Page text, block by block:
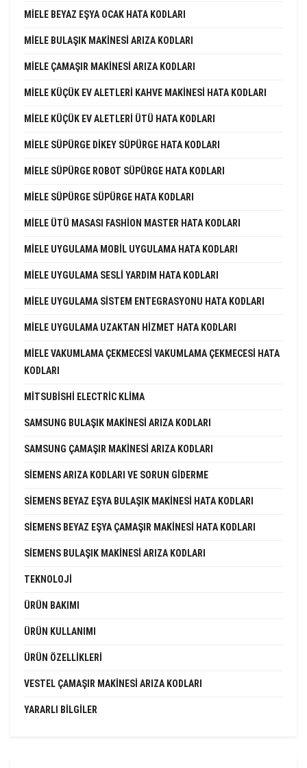
MIELE BEYAZ EŞYA OCAK HATA KODLARI
MIELE BULAŞIK MAKINESI ARIZA KODLARI
MIELE ÇAMAŞIR MAKINESI ARIZA KODLARI
MIELE KÜÇÜK EV ALETLERI KAHVE MAKINESI HATA KODLARI
MIELE KÜÇÜK EV ALETLERI ÜTÜ HATA KODLARI
MIELE SÜPÜRGE DIKEY SÜPÜRGE HATA KODLARI
MIELE SÜPÜRGE ROBOT SÜPÜRGE HATA KODLARI
MIELE SÜPÜRGE SÜPÜRGE HATA KODLARI
MIELE ÜTÜ MASASI FASHION MASTER HATA KODLARI
MIELE UYGULAMA MOBIL UYGULAMA HATA KODLARI
MIELE UYGULAMA SESLI YARDIM HATA KODLARI
MIELE UYGULAMA SISTEM ENTEGRASYONU HATA KODLARI
MIELE UYGULAMA UZAKTAN HIZMET HATA KODLARI
MIELE VAKUMLAMA ÇEKMECESI VAKUMLAMA ÇEKMECESI HATA
KODLARI
MITSUBISHI ELECTRIC KLIMA
SAMSUNG BULAŞIK MAKINESI ARIZA KODLARI
SAMSUNG ÇAMAŞIR MAKINESI ARIZA KODLARI
SIEMENS ARIZA KODLARI VE SORUN GIDERME
SIEMENS BEYAZ EŞYA BULAŞIK MAKINESI HATA KODLARI
SIEMENS BEYAZ EŞYA ÇAMAŞIR MAKINESI HATA KODLARI
SIEMENS BULAŞIK MAKINESI ARIZA KODLARI
TEKNOLOJI
ÜRÜN BAKIMI
ÜRÜN KULLANIMI
ÜRÜN ÖZELLIKLERI
VESTEL ÇAMAŞIR MAKINESI ARIZA KODLARI
YARARLI BILGILER